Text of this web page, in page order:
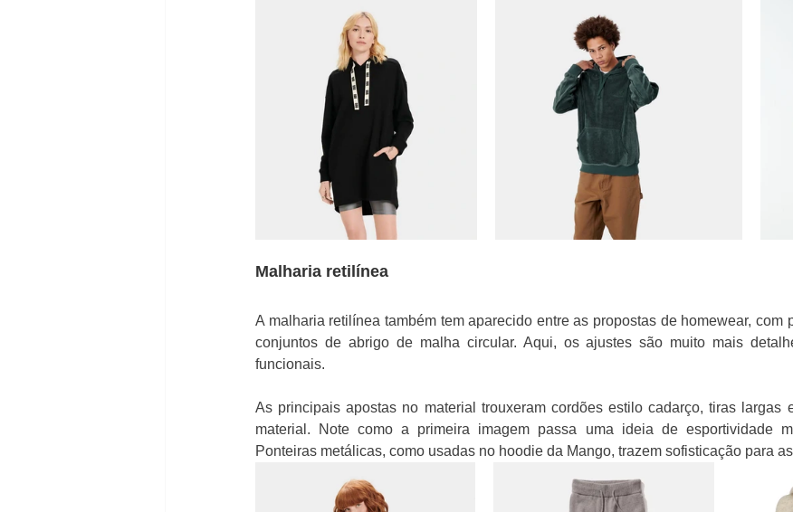
Malharia retilínea
A malharia retilínea também tem aparecido entre as propostas de homewear, com
conjuntos de abrigo de malha circular. Aqui, os ajustes são muito mais
funcionais.
As principais apostas no material trouxeram cordões estilo cadarço, tiras largas
material. Note como a primeira imagem passa uma ideia de esportividade
Ponteiras metálicas, como usadas no hoodie da Mango, trazem sofisticação para